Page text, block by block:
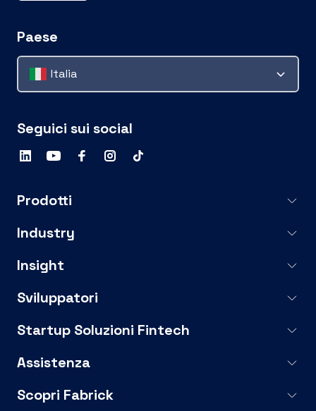
Paese
Italia
Seguici sui social
Prodotti
Industry
Insight
Sviluppatori
Startup Soluzioni Fintech
Assistenza
Scopri Fabrick